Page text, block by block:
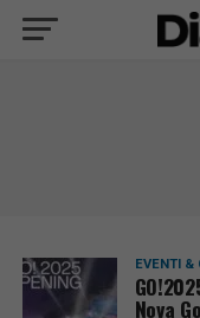
EVENTI &
Nova